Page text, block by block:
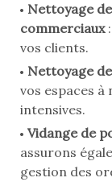
Nettoyage
commerciaux:
vos clients.
Nettoyage
vos espaces à
intensives.
Vidange de
assurons
gestion des